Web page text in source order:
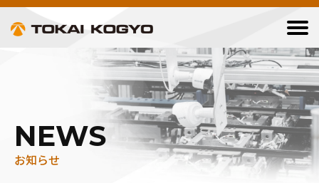
NEWS
お知らせ